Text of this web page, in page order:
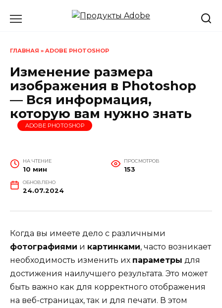
ГЛАВНАЯ » ADOBE PHOTOSHOP
Изменение размера
изображения в Photoshop
— Вся информация,
которую вам нужно знать
ADOBE PHOTOSHOP
НА ЧТЕНИЕ
10 мин
ПРОСМОТРОВ
153
ОБНОВЛЕНО
24.07.2024
Когда вы имеете дело с различными
фотографиями и картинками, часто возникает
необходимость изменить их параметры для
достижения наилучшего результата. Это может
быть важно как для корректного отображения
на веб-страницах, так и для печати. В этом